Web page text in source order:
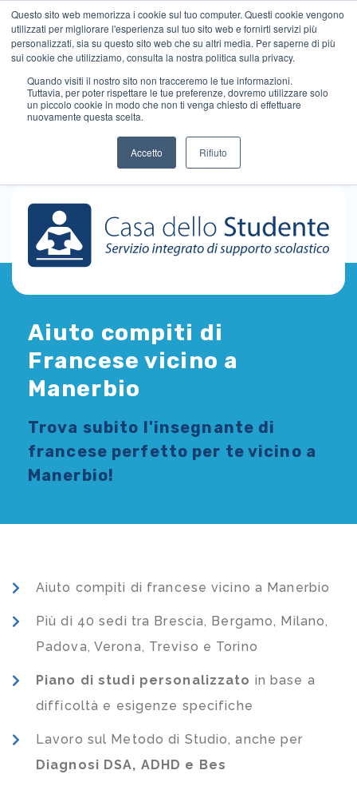
Questo sito web memorizza i cookie sul tuo computer. Questi cookie vengono
utilizzati per migliorare l'esperienza sul tuo sito web e fornirti servizi più
personalizzati, sia su questo sito web che su altri media. Per saperne di più
sui cookie che utilizziamo, consulta la nostra politica sulla privacy.
Quando visiti il ​​nostro sito non tracceremo le tue informazioni.
Tuttavia, per poter rispettare le tue preferenze, dovremo utilizzare solo
un piccolo cookie in modo che non ti venga chiesto di effettuare
nuovamente questa scelta.
Accetto Rifiuto
Aiuto compiti di
Francese vicino a
Manerbio
Trova subito l'insegnante di
francese perfetto per te vicino a
Manerbio!
Aiuto compiti di francese vicino a Manerbio
Più di 40 sedi tra Brescia, Bergamo, Milano,
Padova, Verona, Treviso e Torino
Piano di studi personalizzato in base a
difficoltà e esigenze specifiche
Lavoro sul Metodo di Studio, anche per
Diagnosi DSA, ADHD e Bes